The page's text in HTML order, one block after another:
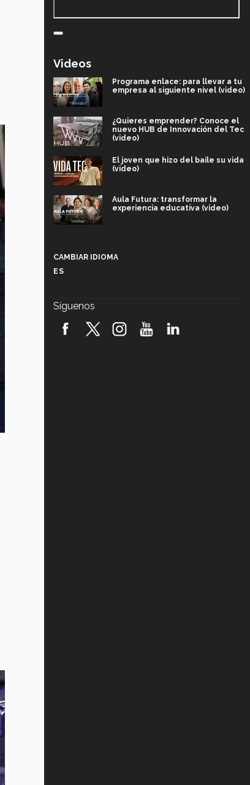
Videos
Programa enlace: para llevar a tu
empresa al siguiente nivel (video)
¿Quieres emprender? Conoce el
nuevo HUB de Innovación del Tec
(video)
El joven que hizo del baile su vida
(video)
Aula Futura: transformar la
experiencia educativa (video)
robótica FIRST 2026! (video)
CAMBIAR IDIOMA
ES
Síguenos